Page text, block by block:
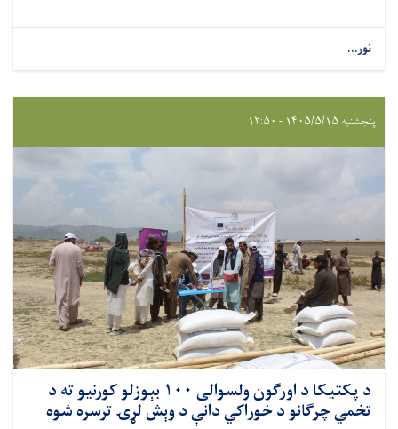
نور...
پنجشنبه ۱۴۰۵/۵/۱۵ - ۱۲:۵۰
د پکتیکا د اورګون ولسوالی ۱۰۰ بېوزلو کورنیو ته د
تخمي چرګانو د خوراکي دانې د وېش لړۍ ترسره شوه